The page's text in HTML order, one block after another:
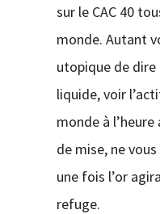
sur le CAC 40
monde. Autant
utopique de dire
liquide, voir
monde à
de mise, ne
une fois l’or
refuge.